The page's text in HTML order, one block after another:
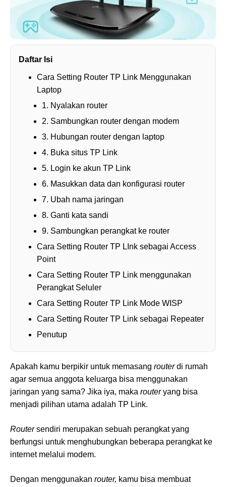
Daftar Isi
Cara Setting Router TP Link Menggunakan
Laptop
1. Nyalakan router
2. Sambungkan router dengan modem
3. Hubungan router dengan laptop
4. Buka situs TP Link
5. Login ke akun TP Link
6. Masukkan data dan konfigurasi router
7. Ubah nama jaringan
8. Ganti kata sandi
9. Sambungkan perangkat ke router
Cara Setting Router TP LInk sebagai Access
Point
Cara Setting Router TP Link menggunakan
Perangkat Seluler
Cara Setting Router TP Link Mode WISP
Cara Setting Router TP Link sebagai Repeater
Penutup
Apakah kamu berpikir untuk memasang routerdi rumah
agar semua anggota keluarga bisa menggunakan
jaringan yang sama? Jika iya, maka routeryang bisa
menjadi pilihan utama adalah TP Link.
Routersendiri merupakan sebuah perangkat yang
berfungsi untuk menghubungkan beberapa perangkat ke
internet melalui modem.
Dengan menggunakan router, kamu bisa membuat